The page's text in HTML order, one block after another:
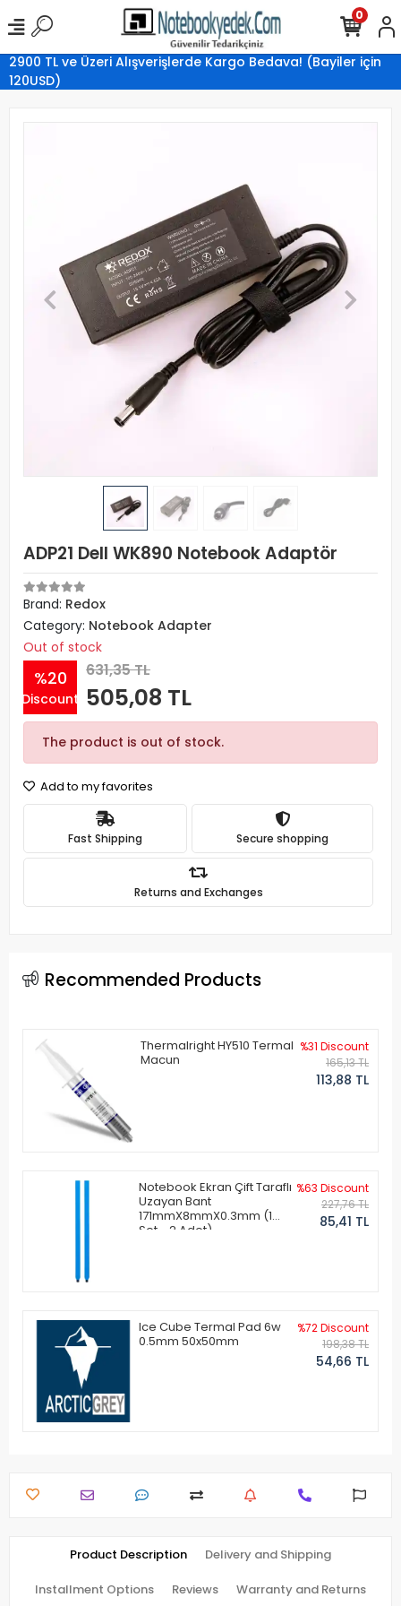
2900 TL ve Üzeri Alışverişlerde Kargo Bedava! (Bayiler için
120USD)
0
ADP21 Dell WK890 Notebook Adaptör
Brand: Redox
Category: Notebook Adapter
Out of stock
%20
Discount
631,35 TL
505,08 TL
The product is out of stock.
Add to my favorites
Fast Shipping Secure shopping
Returns and Exchanges
Recommended Products
Thermalright HY510 Termal
Macun
%31 Discount
165,13 TL
113,88 TL
Notebook Ekran Çift Taraflı
Uzayan Bant
171mmX8mmX0.3mm (1
Set - 2 Adet)
%63 Discount
227,76 TL
85,41 TL
Ice Cube Termal Pad 6w
0.5mm 50x50mm
%72 Discount
198,38 TL
54,66 TL
Product Description Delivery and Shipping
Installment Options Reviews Warranty and Returns